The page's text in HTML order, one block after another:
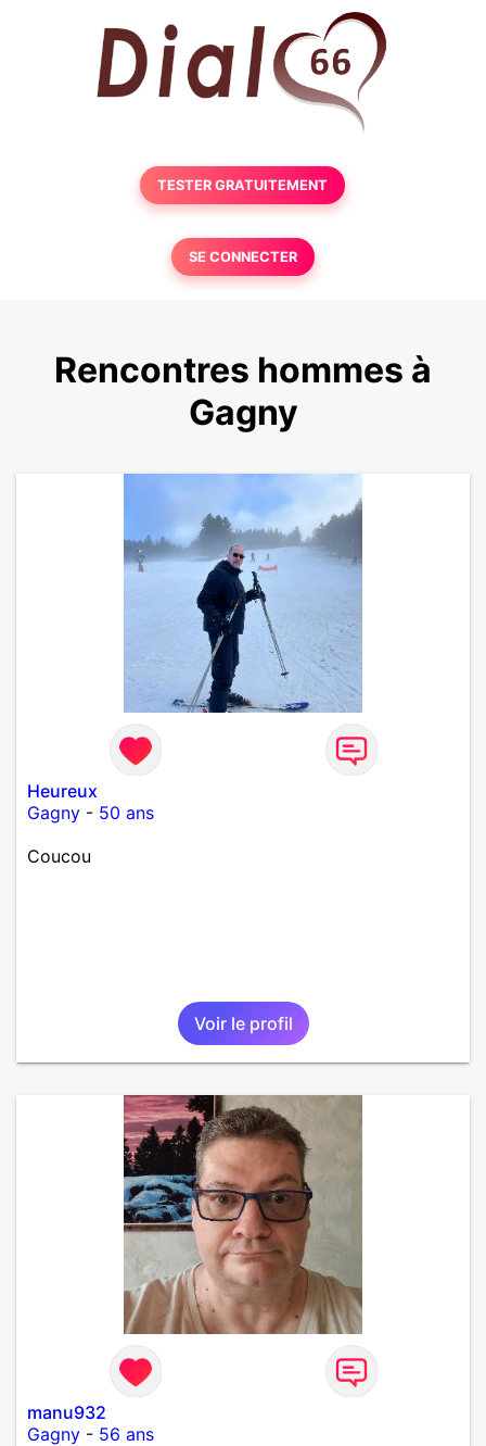
TESTER GRATUITEMENT
SE CONNECTER
Rencontres hommes à
Gagny
Heureux
Gagny - 50 ans
Coucou
Voir le profil
manu932
Gagny - 56 ans